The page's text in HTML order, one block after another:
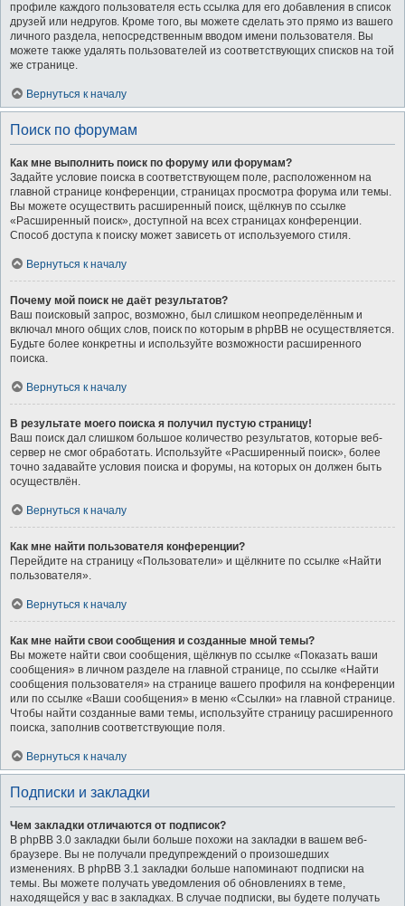
профиле каждого пользователя есть ссылка для его добавления в список
друзей или недругов. Кроме того, вы можете сделать это прямо из вашего
личного раздела, непосредственным вводом имени пользователя. Вы
можете также удалять пользователей из соответствующих списков на той
же странице.
Вернуться к началу
Поиск по форумам
Как мне выполнить поиск по форуму или форумам?
Задайте условие поиска в соответствующем поле, расположенном на
главной странице конференции, страницах просмотра форума или темы.
Вы можете осуществить расширенный поиск, щёлкнув по ссылке
«Расширенный поиск», доступной на всех страницах конференции.
Способ доступа к поиску может зависеть от используемого стиля.
Вернуться к началу
Почему мой поиск не даёт результатов?
Ваш поисковый запрос, возможно, был слишком неопределённым и
включал много общих слов, поиск по которым в phpBB не осуществляется.
Будьте более конкретны и используйте возможности расширенного
поиска.
Вернуться к началу
В результате моего поиска я получил пустую страницу!
Ваш поиск дал слишком большое количество результатов, которые веб-
сервер не смог обработать. Используйте «Расширенный поиск», более
точно задавайте условия поиска и форумы, на которых он должен быть
осуществлён.
Вернуться к началу
Как мне найти пользователя конференции?
Перейдите на страницу «Пользователи» и щёлкните по ссылке «Найти
пользователя».
Вернуться к началу
Как мне найти свои сообщения и созданные мной темы?
Вы можете найти свои сообщения, щёлкнув по ссылке «Показать ваши
сообщения» в личном разделе на главной странице, по ссылке «Найти
сообщения пользователя» на странице вашего профиля на конференции
или по ссылке «Ваши сообщения» в меню «Ссылки» на главной странице.
Чтобы найти созданные вами темы, используйте страницу расширенного
поиска, заполнив соответствующие поля.
Вернуться к началу
Подписки и закладки
Чем закладки отличаются от подписок?
В phpBB 3.0 закладки были больше похожи на закладки в вашем веб-
браузере. Вы не получали предупреждений о произошедших
изменениях. В phpBB 3.1 закладки больше напоминают подписки на
темы. Вы можете получать уведомления об обновлениях в теме,
находящейся у вас в закладках. В случае подписки, вы будете получать